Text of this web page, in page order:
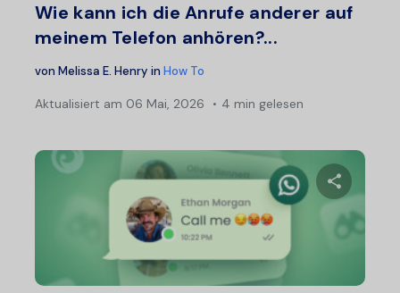
Wie kann ich die Anrufe anderer auf
meinem Telefon anhören?...
von Melissa E. Henry in How To
Aktualisiert am 06 Mai, 2026 4 min gelesen
Diesen